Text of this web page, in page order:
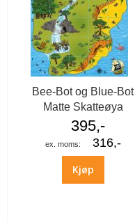
Bee-Bot og Blue-Bot
Matte Skatteøya
395,-
316,-
Kjøp